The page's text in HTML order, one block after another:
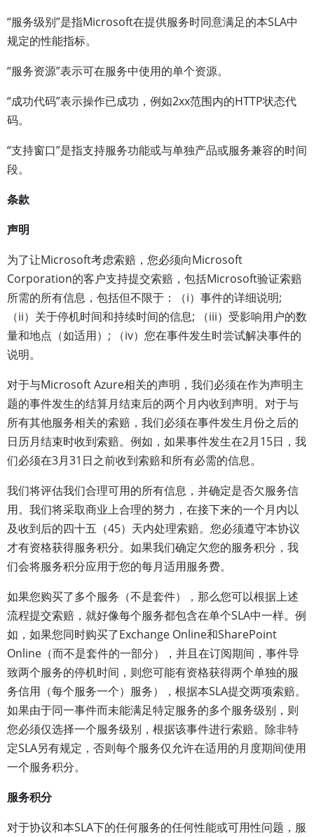
“服务级别”是指Microsoft在提供服务时同意满足的本SLA中
规定的性能指标。
“服务资源”表示可在服务中使用的单个资源。
“成功代码”表示操作已成功，例如2xx范围内的HTTP状态代
码。
“支持窗口”是指支持服务功能或与单独产品或服务兼容的时间
段。
条款
声明
为了让Microsoft考虑索赔，您必须向Microsoft
Corporation的客户支持提交索赔，包括Microsoft验证索赔
所需的所有信息，包括但不限于：（i）事件的详细说明;
（ii）关于停机时间和持续时间的信息; （iii）受影响用户的数
量和地点（如适用）; （iv）您在事件发生时尝试解决事件的
说明。
对于与Microsoft Azure相关的声明，我们必须在作为声明主
题的事件发生的结算月结束后的两个月内收到声明。对于与
所有其他服务相关的索赔，我们必须在事件发生月份之后的
日历月结束时收到索赔。例如，如果事件发生在2月15日，我
们必须在3月31日之前收到索赔和所有必需的信息。
我们将评估我们合理可用的所有信息，并确定是否欠服务信
用。我们将采取商业上合理的努力，在接下来的一个月内以
及收到后的四十五（45）天内处理索赔。您必须遵守本协议
才有资格获得服务积分。如果我们确定欠您的服务积分，我
们会将服务积分应用于您的每月适用服务费。
如果您购买了多个服务（不是套件），那么您可以根据上述
流程提交索赔，就好像每个服务都包含在单个SLA中一样。例
如，如果您同时购买了Exchange Online和SharePoint
Online（而不是套件的一部分），并且在订阅期间，事件导
致两个服务的停机时间，则您可能有资格获得两个单独的服
务信用（每个服务一个）服务），根据本SLA提交两项索赔。
如果由于同一事件而未能满足特定服务的多个服务级别，则
您必须仅选择一个服务级别，根据该事件进行索赔。除非特
定SLA另有规定，否则每个服务仅允许在适用的月度期间使用
一个服务积分。
服务积分
对于协议和本SLA下的任何服务的任何性能或可用性问题，服